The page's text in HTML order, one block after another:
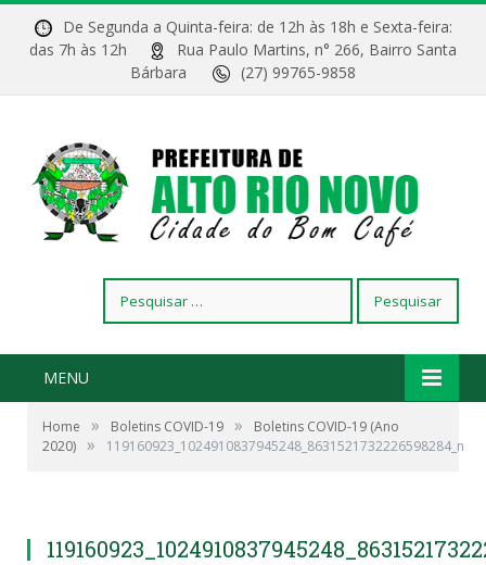
De Segunda a Quinta-feira: de 12h às 18h e Sexta-feira:
das 7h às 12h
Rua Paulo Martins, n° 266, Bairro Santa
Bárbara
(27) 99765-9858
por:
MENU
Home » Boletins COVID-19 »
Boletins COVID-19 (Ano
2020) » 119160923_1024910837945248_8631521732226598284_n